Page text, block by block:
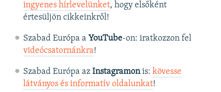
ingyenes hírlevelünket, hogy elsőként
értesüljön cikkeinkről!
Szabad Európa a YouTube-on: iratkozzon fel
videócsatornánkra!
Szabad Európa az Instagramonis: kövesse
látványos és informatív oldalunkat! ​